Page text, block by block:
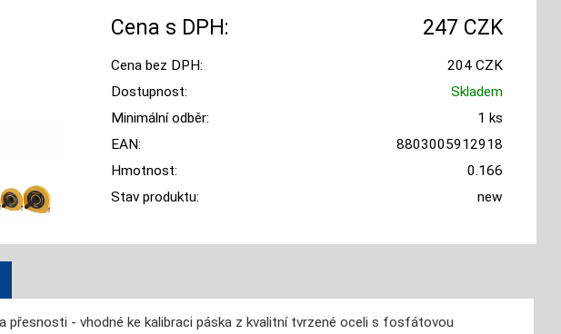
Cena s DPH: 247 CZK
Cena bez DPH:
204 CZK
Dostupnost:
Skladem
Minimální odběr:
1 ks
EAN:
8803005912918
Hmotnost:
0.166
Stav produktu:
new
přesnosti - vhodné ke kalibraci páska z kvalitní tvrzené oceli s fosfátovou